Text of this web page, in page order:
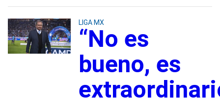
LIGA MX
“No es
bueno, es